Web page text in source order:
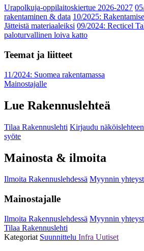
Urapolkuja-oppilaitoskiertue 2026-2027
rakentaminen & data 10/2025:
Jätteistä materiaaleiksi 09/2024: Recticel
paloturvallinen loiva katto
Teemat ja liitteet
11/2024: Suomea rakentamassa
Mainostajalle
Lue Rakennuslehteä
Tilaa Rakennuslehti Kirjaudu näköislehteen
syöte
Mainosta & ilmoita
Ilmoita Rakennuslehdessä Myynnin
Mainostajalle
Ilmoita Rakennuslehdessä Myynnin
Tilaa Rakennuslehti
Kategoriat Suunnittelu Infra Uutiset